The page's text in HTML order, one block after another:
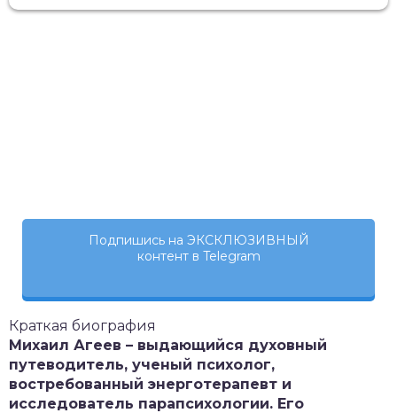
Подпишись на ЭКСКЛЮЗИВНЫЙ
контент в Telegram
Краткая биография
Михаил Агеев – выдающийся духовный
путеводитель, ученый психолог,
востребованный энерготерапевт и
исследователь парапсихологии. Его